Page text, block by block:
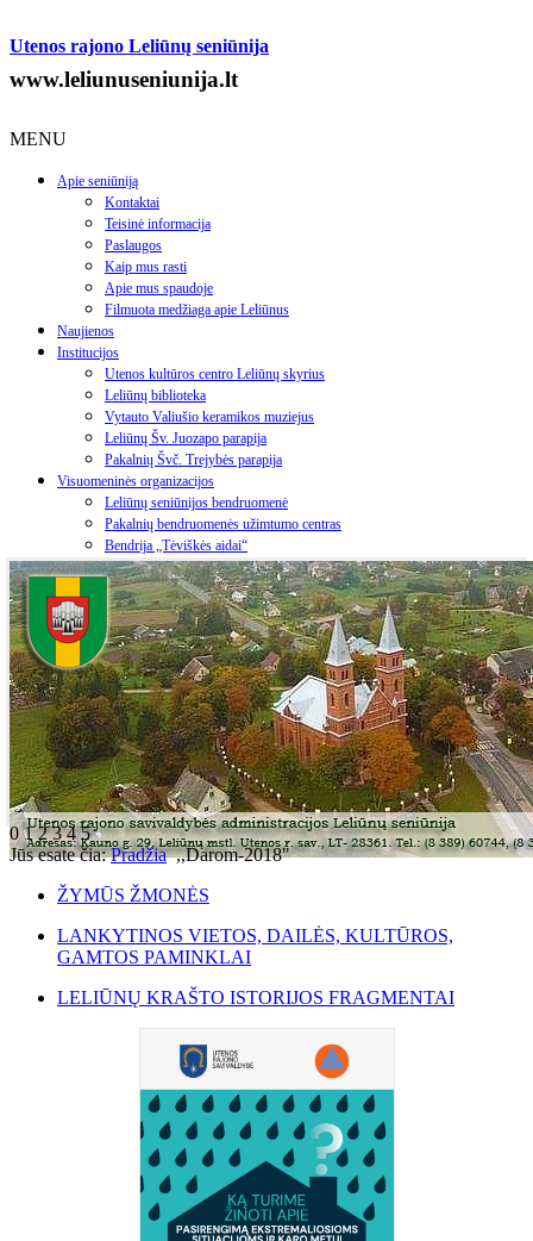
Utenos rajono Leliūnų seniūnija
www.leliunuseniunija.lt
MENU
Apie seniūniją
Kontaktai
Teisinė informacija
Paslaugos
Kaip mus rasti
Apie mus spaudoje
Filmuota medžiaga apie Leliūnus
Naujienos
Institucijos
Utenos kultūros centro Leliūnų skyrius
Leliūnų biblioteka
Vytauto Valiušio keramikos muziejus
Leliūnų Šv. Juozapo parapija
Pakalnių Švč. Trejybės parapija
Visuomeninės organizacijos
Leliūnų seniūnijos bendruomenė
Pakalnių bendruomenės užimtumo centras
Bendrija „Tėviškės aidai“
012345
Jūs esate čia:Pradžia ,,Darom-2018"
ŽYMŪS ŽMONĖS
LANKYTINOS VIETOS, DAILĖS, KULTŪROS,
GAMTOS PAMINKLAI
LELIŪNŲ KRAŠTO ISTORIJOS FRAGMENTAI